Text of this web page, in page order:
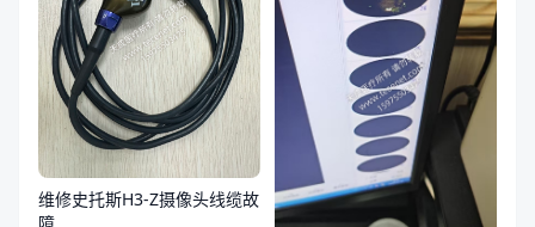
维修史托斯H3-Z摄像头线缆故